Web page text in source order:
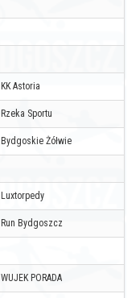
KK Astoria
Rzeka Sportu
Bydgoskie Żółwie
Luxtorpedy
Run Bydgoszcz
WUJEK PORADA